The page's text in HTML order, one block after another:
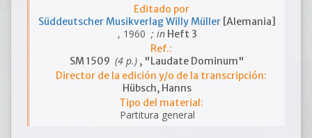
Editado por
Süddeutscher Musikverlag Willy Müller [Alemania]
, 1960 ; inHeft 3
Ref.:
SM 1509 (4 p.) , "Laudate Dominum"
Director de la edición y/o de la transcripción:
Hübsch, Hanns
Tipo del material:
Partitura general